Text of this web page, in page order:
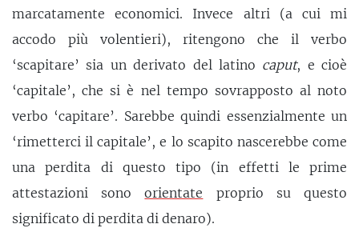
marcatamente economici. Invece altri (a cui mi
accodo più volentieri), ritengono che il verbo
‘scapitare’ sia un derivato del latino caput, e cioè
‘capitale’, che si è nel tempo sovrapposto al noto
verbo ‘capitare’. Sarebbe quindi essenzialmente un
‘rimetterci il capitale’, e lo scapito nascerebbe come
una perdita di questo tipo (in effetti le prime
attestazioni sonoorientate proprio su questo
significato di perdita di denaro).